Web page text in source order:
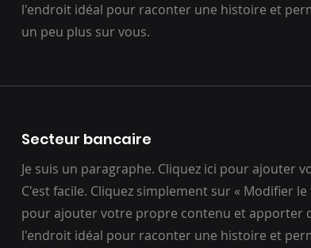
l'endroit idéal pour raconter une histoire et
un peu plus sur vous.
Secteur bancaire
Je suis un paragraphe. Cliquez ici pour ajouter
C'est facile. Cliquez simplement sur « Modifier
pour ajouter votre propre contenu et apporter
l'endroit idéal pour raconter une histoire et